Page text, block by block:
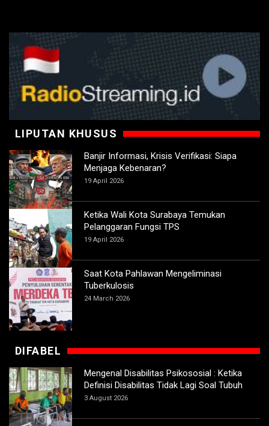
LIPUTAN KHUSUS
Banjir Informasi, Krisis Verifikasi: Siapa
Menjaga Kebenaran?
19 April 2026
Ketika Wali Kota Surabaya Temukan
Pelanggaran Fungsi TPS
19 April 2026
Saat Kota Pahlawan Mengeliminasi
Tuberkulosis
24 March 2026
DIFABEL
Mengenal Disabilitas Psikososial : Ketika
Definisi Disabilitas Tidak Lagi Soal Tubuh
3 August 2026